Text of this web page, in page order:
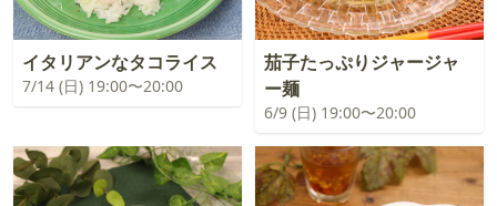
イタリアンなタコライス
7/14 (日) 19:00〜20:00
茄子たっぷりジャージャ
ー麺
6/9 (日) 19:00〜20:00